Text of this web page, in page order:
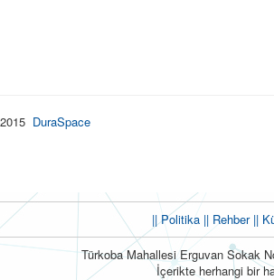
DuraSpace
|| Politika|| Rehber||
Türkoba Mahallesi Erguvan Sokak
İçerikte herhangi bir